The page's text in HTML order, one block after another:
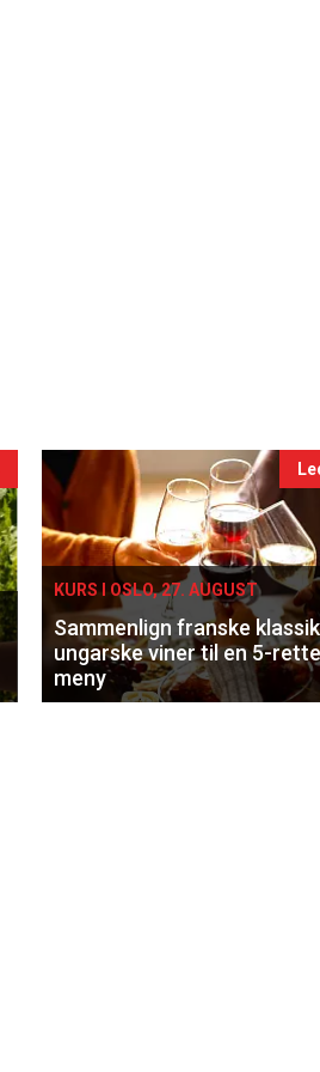
KURS I OSLO, 27. AUGUST
Sammenlign franske
ungarske viner til en 5-
meny